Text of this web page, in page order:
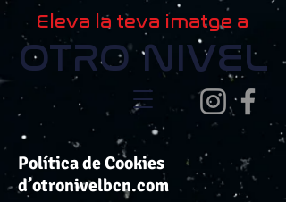
OTRO NIVEL
Eleva la teva imatge a
Política de Cookies
d’otronivelbcn.com